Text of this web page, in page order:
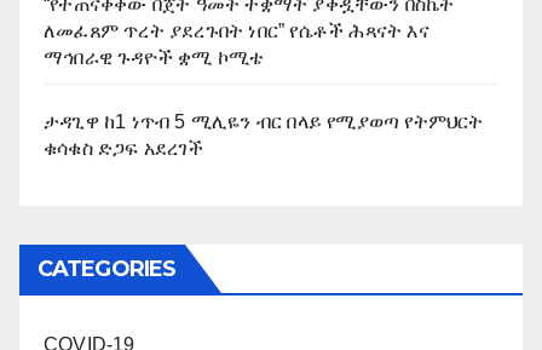
ለመፈጸም ጥረት ያደረጉበት ነበር” የሴቶች ሕጻናት እና
ማኅበራዊ ጉዳዮች ቋሚ ኮሚቴ
ታዳጊዋ ከ1 ነጥብ 5 ሚሊዬን ብር በላይ የሚያወጣ የትምህርት
ቁሳቁስ ድጋፍ አደረገች
CATEGORIES
COVID-19